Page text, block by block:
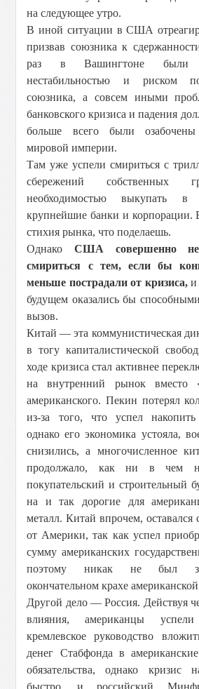
на следующее утро.
В иной ситуации в США
призвав союзника к
раз в Вашингтоне были
нестабильностью и риском
союзника, а совсем иными
банковского кризиса и падения
больше всего были
мировой империи.
Там уже успели смириться с
сбережений
необходимостью выкупать в
крупнейшие банки и
стихия рынка, что поделаешь.
ОднакоСША совершенно
смириться с тем, если бы
меньше пострадали от кризиса,и
будущем оказались бы
вызов.
Китай — эта коммунистическая
в тогу капиталистической
ходе кризиса стал активнее
на внутренний рынок вместо
американского. Пекин потерял
из-за того, что успел
однако его экономика устояла,
снизились, а многочисленное
продолжало, как ни в чем
покупательский и строительный
на и так дорогие для
металл. Китай впрочем,
от Америки, так как успел
сумму американских
поэтому никак не был
окончательном крахе
Другой дело — Россия. Действуя
влияния, американцы
кремлевское руководство
денег Стабфонда в
обязательства, однако кризис
быстро, и российский